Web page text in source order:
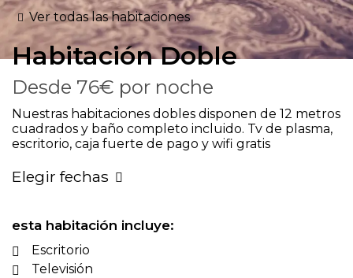
Ver todas las habitaciones
HabitaciónDoble
Desde 76€ por noche
Nuestras habitaciones dobles disponen de 12 metros
cuadrados y baño completo incluido. Tv de plasma,
escritorio, caja fuerte de pago y wifi gratis
Elegir fechas
esta habitación incluye:
Escritorio
Televisión